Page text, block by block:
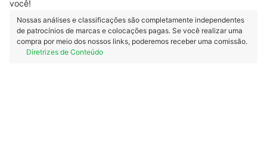
você!
Nossas análises e classificações são completamente independentes
de patrocínios de marcas e colocações pagas. Se você realizar uma
compra por meio dos nossos links, poderemos receber uma comissão.
Diretrizes de Conteúdo